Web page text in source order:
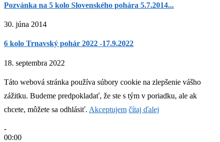
Pozvánka na 5 kolo Slovenského pohára 5.7.2014...
30. júna 2014
6 kolo Trnavský pohár 2022 -17.9.2022
18. septembra 2022
Táto webová stránka používa súbory cookie na zlepšenie vášho
zážitku. Budeme predpokladať, že ste s tým v poriadku, ale ak
chcete, môžete sa odhlásiť. Akceptujem čítaj ďalej
-
00:00